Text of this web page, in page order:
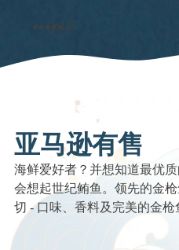
12345
亚马逊有售
海鲜爱好者？并想知道最优
会想起世纪鲔鱼。领先的金
切 - 口味、香料及完美的金